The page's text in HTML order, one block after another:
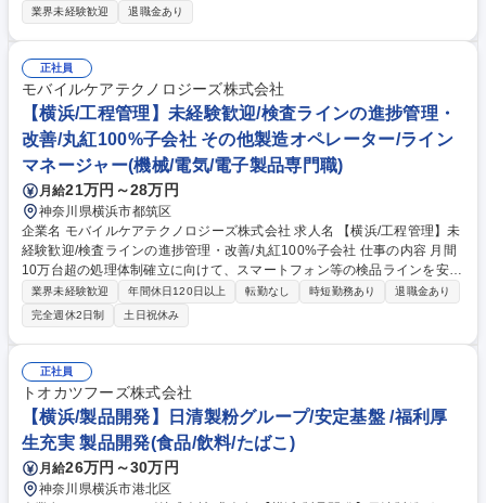
わない業務となります。 機械が故障しないように検査し、必要に応じた整
募集職種 保全・整備未経験歓迎【兵庫/尼崎/保全・整備)】日本製鉄G
業界未経験歓迎 退職金あり
正社員
モバイルケアテクノロジーズ株式会社
【横浜/工程管理】未経験歓迎/検査ラインの進捗管理・
改善/丸紅100%子会社 その他製造オペレーター/ライン
マネージャー(機械/電気/電子製品専門職)
月給21万円～28万円
神奈川県横浜市都筑区
企業名 モバイルケアテクノロジーズ株式会社 求人名 【横浜/工程管理】未
経験歓迎/検査ラインの進捗管理・改善/丸紅100%子会社 仕事の内容 月間
10万台超の処理体制確立に向けて、スマートフォン等の検品ラインを安定
稼働させるミッションです。現場に入り込んで状況を把握し、課題解決に
貢献できる実践的なオペレーション経験が積めるポジションです。 ■進捗
の可視化：処理台数や滞留、遅延状況、作業負荷の確認 ■関係者調整：派
遣スタッフや協力会社、社内各所との連携 ■標準化支援：定型業務のルー
チン化やマニュアル整備 ■改善提案：品質を維持しつつ生産性を高める仕
組み作り まずは既存社員の指示のもとで現場の進捗管理や調整業務からス
タートし、将来的にはライン運営全体の管理や改善を主導するリーダー候
補としての活躍を期待しています。 募集職種 【横浜/工程管理】未経験歓
迎/検査ラインの進捗管理・改善/丸紅100%子会社
業界未経験歓迎 年間休日120日以上 転勤なし 時短勤務あり
退職金あり
完全週休2日制
土日祝休み
正社員
トオカツフーズ株式会社
【横浜/製品開発】日清製粉グループ/安定基盤 /福利厚
生充実 製品開発(食品/飲料/たばこ)
月給26万円～30万円
神奈川県横浜市港北区